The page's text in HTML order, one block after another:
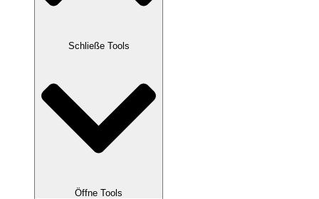
Schließe Tools
Öffne Tools